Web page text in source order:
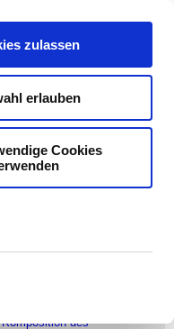
zulassen
erlauben
Cookies
Komposition des